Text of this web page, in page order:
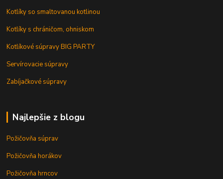
Kotlíky so smaltovanou kotlinou
Kotlíky s chráničom, ohniskom
Kotlíkové súpravy BIG PARTY
Servírovacie súpravy
Zabíjačkové súpravy
Najlepšie z blogu
Požičovňa súprav
Požičovňa horákov
Požičovňa hrncov